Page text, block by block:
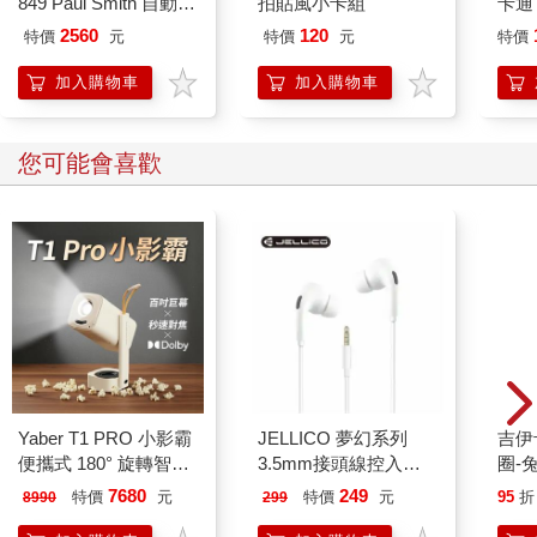
筆 ED.5 條紋銀
特價 2560 元
加入購物車
特價 120 元
加入購物車
特價
您可能會喜歡
Yaber T1 PRO 小影霸
便攜式 180° 旋轉智能
投影機
8990 特價 7680 元
JELLICO 夢幻系列
3.5mm接頭線控入耳
式耳機 JEE-X12-WT
299 特價 249 元
吉伊卡哇
圈-
95 折